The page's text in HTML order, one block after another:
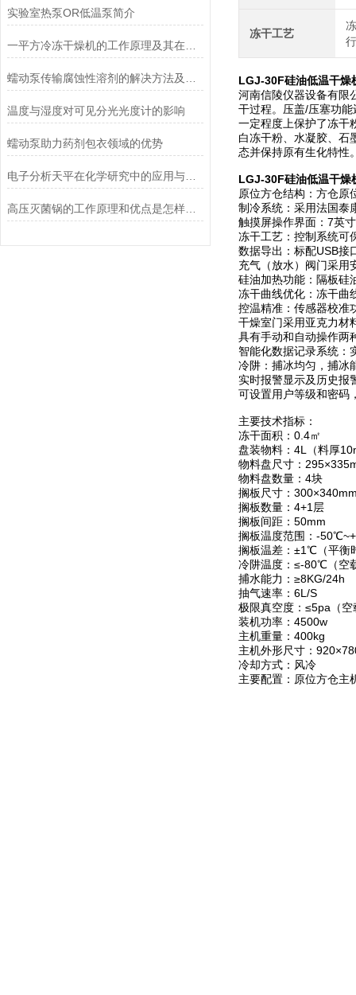
实验室热泵OR低温泵简介
一平方冷冻干燥机的工作原理及其在材料科学中的重要性
温度与湿度对可见分光光度计的影响
蠕动泵助力药剂包衣领域的优势
电子分析天平在化学研究中的应用与优势说明
高压灭菌锅的工作原理和优点是怎样的？
冻干工艺
LGJ-30F硅油低温干燥
河南信陵仪器设备有限
干过程。压盖/压塞功
一定程度上保护了冻干
白冻干粉、水凝胶、石
态并保持原有生化特性
LGJ-30F硅油低温干燥
原位方仓结构：方仓原
制冷系统：采用法国泰
触摸屏操作界面：7英
冻干工艺：控制系统可
数据导出：标配USB接
充气（放水）阀门采用
硅油加热功能：隔板硅
冻干曲线优化：冻干曲
控温精准：传感器校准
干燥室门采用亚克力材
具有手动和自动操作两
智能化数据记录系统：
冷阱：捕冰均匀，捕冰
实时报警显示及历史报
可设置用户等级和密码
主要技术指标：
冻干面积：0.4㎡
盘装物料：4L（料厚
物料盘尺寸：
物料盘数量：4块
搁板尺寸：
搁板数量：4+1层
搁板间距：50mm
搁板温度范围：-
搁板温差：±1℃（平衡
冷阱温度：≤-80℃（空
捕水能力：≥8KG/24h
抽气速率：6L/S
极限真空度：≤5pa（空
装机功率：4500w
主机重量：400kg
主机外形尺寸：
冷却方式：风冷
主要配置：原位方仓主